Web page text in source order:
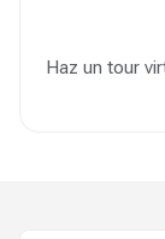
Haz un tour